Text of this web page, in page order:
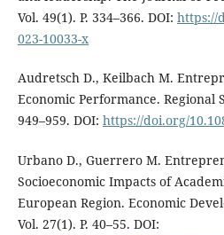
Vol. 49(1). P. 334–366. DOI: https://
023-10033-x
Audretsch D., Keilbach M.
Economic Performance. Regional
949–959. DOI: https://doi.org/
Urbano D., Guerrero M.
Socioeconomic Impacts of
European Region. Economic
Vol. 27(1). P. 40–55. DOI: